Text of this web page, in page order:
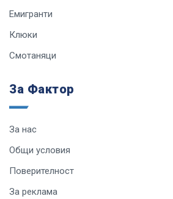
Емигранти
Клюки
Смотаняци
За Фактор
За нас
Общи условия
Поверителност
За реклама